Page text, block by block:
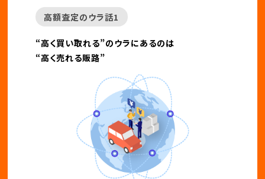
高額査定のウラ話1
“高く買い取れる”のウラにあるのは
“高く売れる販路”